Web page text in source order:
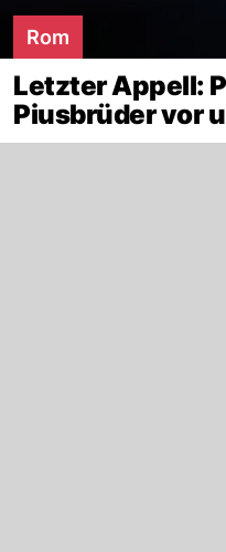
Rom
Letzter Appell:
Piusbrüder vor